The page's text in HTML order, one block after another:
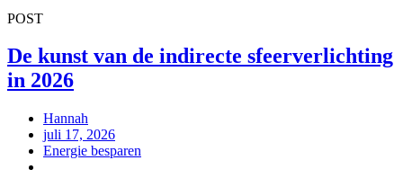
POST
De kunst van de indirecte sfeerverlichting
in 2026
Hannah
juli 17, 2026
Energie besparen